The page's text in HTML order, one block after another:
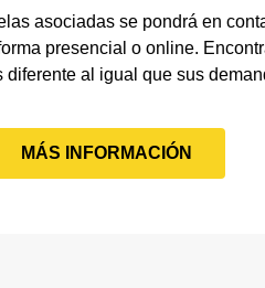
asociadas se pondrá en
presencial o online.
diferente al igual que sus
MÁS INFORMACIÓN